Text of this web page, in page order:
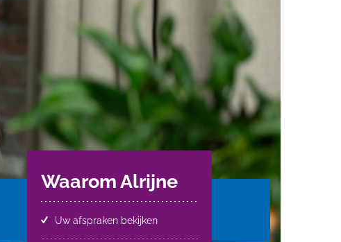
Waarom Alrijne
Uw afspraken bekijken